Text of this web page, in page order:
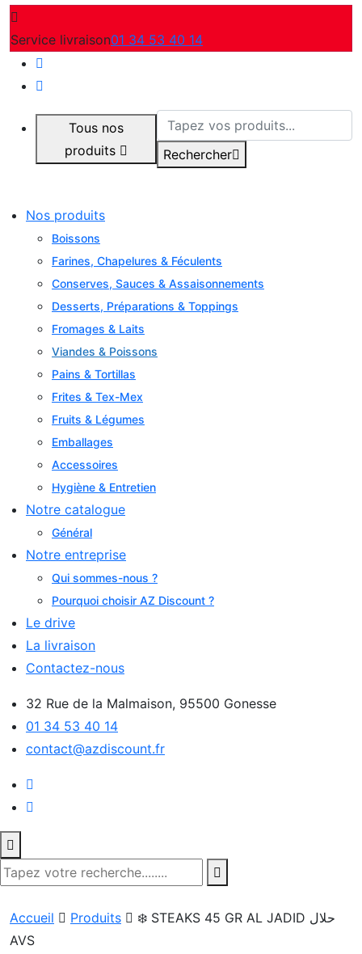
Service livraison01 34 53 40 14
Tous nos
produits
Rechercher
Nos produits
Boissons
Farines, Chapelures & Féculents
Conserves, Sauces & Assaisonnements
Desserts, Préparations & Toppings
Fromages & Laits
Viandes & Poissons
Pains & Tortillas
Frites & Tex-Mex
Fruits & Légumes
Emballages
Accessoires
Hygiène & Entretien
Notre catalogue
Général
Notre entreprise
Qui sommes-nous ?
Pourquoi choisir AZ Discount ?
Le drive
La livraison
Contactez-nous
32 Rue de la Malmaison, 95500 Gonesse
01 34 53 40 14
contact@azdiscount.fr
Accueil Produits
❄️ STEAKS 45 GR AL JADID حلال
AVS